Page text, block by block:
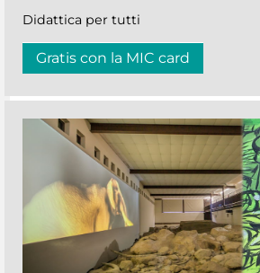
Didattica per tutti
Gratis con la MIC card